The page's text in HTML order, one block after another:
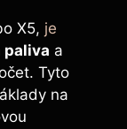
X5, je
paliva a
Tyto
na